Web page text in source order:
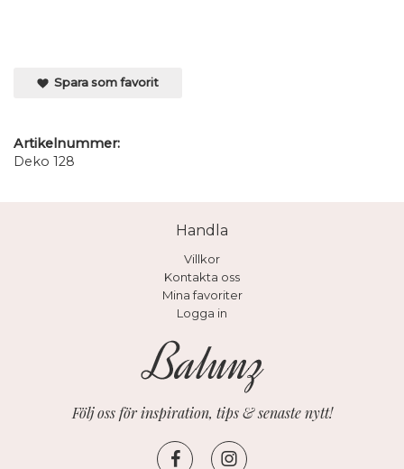
Spara som favorit
Artikelnummer:
Deko 128
Handla
Villkor
Kontakta oss
Mina favoriter
Logga in
Följ oss för inspiration, tips & senaste nytt!